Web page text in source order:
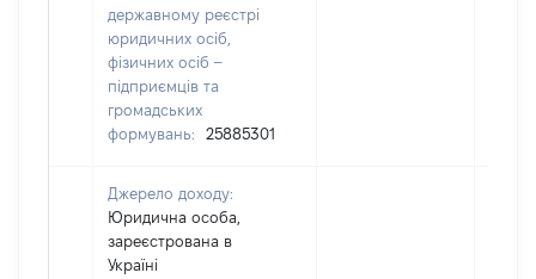
державному реєстрі
юридичних осіб,
фізичних осіб –
підприємців та
громадських
формувань:
25885301
Джерело доходу:
Юридична особа,
зареєстрована в
Україні